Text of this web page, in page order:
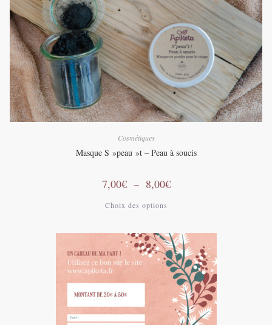
sur
la
page
du
produit
Cosmétiques
Masque S »peau »t – Peau à soucis
7,00€ – 8,00€Plage
de
Choix des options
variations.
Les
options
peuvent
être
choisies
sur
la
page
du
produit